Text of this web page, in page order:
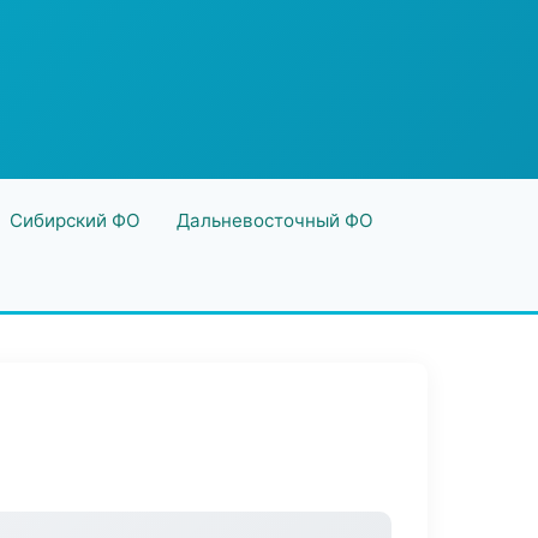
Сибирский ФО Дальневосточный ФО